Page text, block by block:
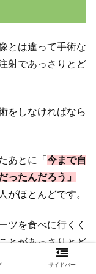
とは違って手術な
射であっさりとど
をしなければなら
あとに「 今まで自
ったんだろう」
がほとんどです。
ツを食べに行くく
とがあっさりとど
かもしれません
サイドバー